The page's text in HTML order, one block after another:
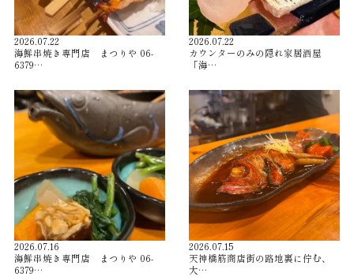
2026.07.22
海鮮串焼き専門店 まつりや 06-
6379…
2026.07.22
カウンターのみの隠れ家居酒屋
「海…
2026.07.16
海鮮串焼き専門店 まつりや 06-
6379…
2026.07.15
天神橋筋商店街の路地裏に佇む、
大…